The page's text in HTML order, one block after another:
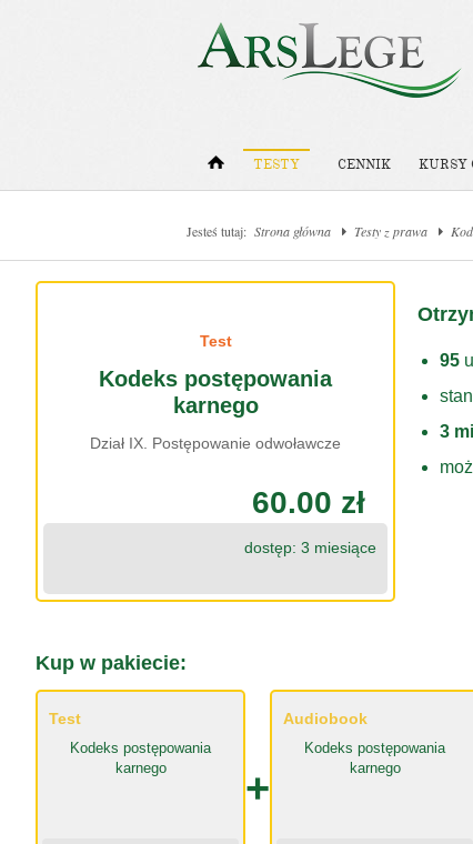
TESTY CENNIK KURSY
Jesteś tutaj: Strona główna Testy z prawa
Test
Kodeks postępowania
karnego
Dział IX. Postępowanie odwoławcze
60.00 zł
dostęp: 3 miesiące
95
3
Kup w pakiecie:
Test
Kodeks postępowania
karnego
+
Audiobook
Kodeks postępowania
karnego